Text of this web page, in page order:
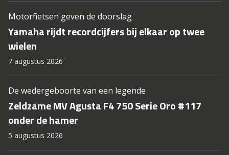
Motorfietsen geven de doorslag
Yamaha rijdt recordcijfers bij elkaar op twee
wielen
7 augustus 2026
De wedergeboorte van een legende
Zeldzame MV Agusta F4 750 Serie Oro #117
onder de hamer
5 augustus 2026